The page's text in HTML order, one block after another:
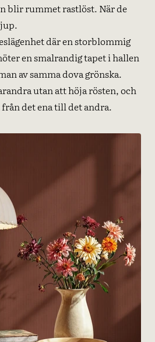
blir rummet rastlöst. När de
där en storblommig
en smalrandig tapet i hallen
av samma dova grönska.
utan att höja rösten, och
det ena till det andra.